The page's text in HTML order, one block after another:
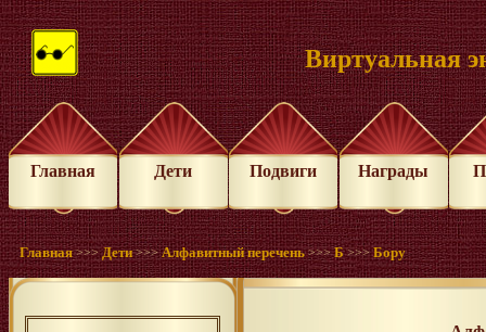
Виртуальная
Главная Дети Подвиги Награды
Главная >>>Дети >>>Алфавитный перечень >>>Б >>>Бору